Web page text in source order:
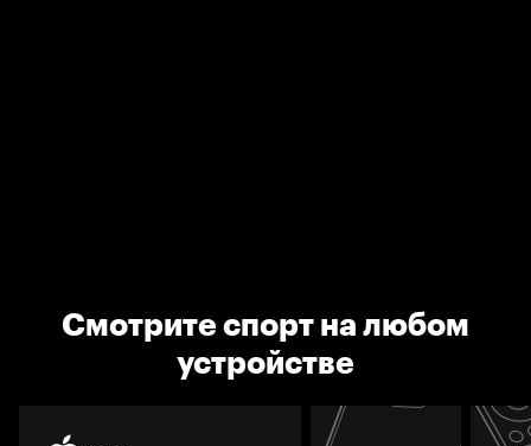
Смотрите спорт на любом
устройстве